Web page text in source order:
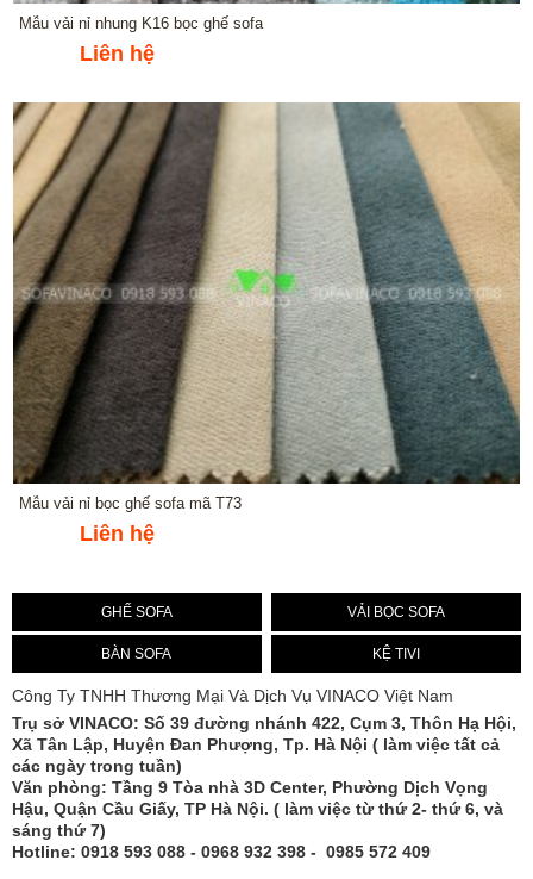
Mẫu vải nỉ nhung K16 bọc ghế sofa
Liên hệ
Mẫu vải nỉ bọc ghế sofa mã T73
Liên hệ
GHẾ SOFA VẢI BỌC SOFA
BÀN SOFA KỆ TIVI
Công Ty TNHH Thương Mại Và Dịch Vụ VINACO Việt Nam
Trụ sở VINACO: Số 39 đường nhánh 422, Cụm 3, Thôn Hạ Hội,
Xã Tân Lập, Huyện Đan Phượng, Tp. Hà Nội ( làm việc tất cả
các ngày trong tuần)
Văn phòng: Tầng 9 Tòa nhà 3D Center, Phường Dịch Vọng
Hậu, Quận Cầu Giấy, TP Hà Nội. ( làm việc từ thứ 2- thứ 6, và
sáng thứ 7)
Hotline: 0918 593 088 - 0968 932 398 - 0985 572 409